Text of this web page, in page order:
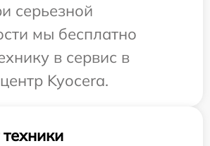
серьезной
мы бесплатно
в сервис в
Kyocera.